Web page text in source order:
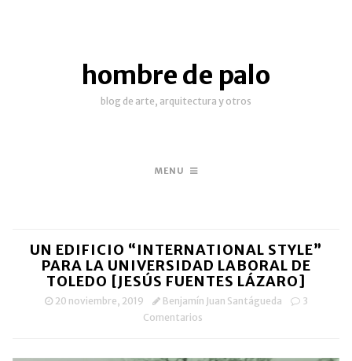
hombre de palo
blog de arte, arquitectura y otros
MENU
UN EDIFICIO “INTERNATIONAL STYLE”
PARA LA UNIVERSIDAD LABORAL DE
TOLEDO [JESÚS FUENTES LÁZARO]
20 noviembre, 2019 Benjamín Juan Santágueda
3
Comentarios